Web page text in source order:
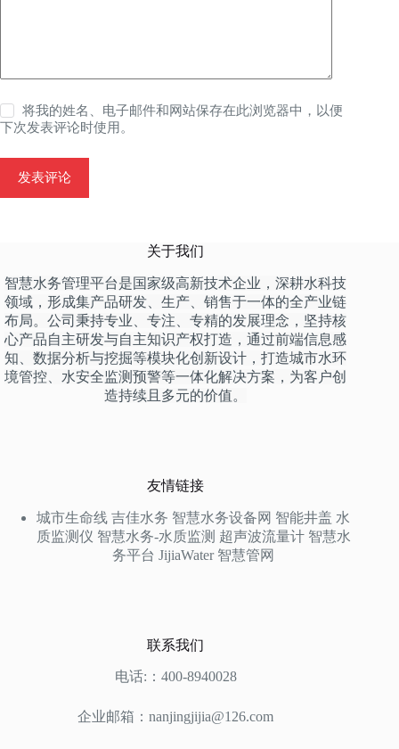
将我的姓名、电子邮件和网站保存在此浏览器中，以便
下次发表评论时使用。
发表评论
关于我们
智慧水务管理平台是国家级高新技术企业，深耕水科技
领域，形成集产品研发、生产、销售于一体的全产业链
布局。公司秉持专业、专注、专精的发展理念，坚持核
心产品自主研发与自主知识产权打造，通过前端信息感
知、数据分析与挖掘等模块化创新设计，打造城市水环
境管控、水安全监测预警等一体化解决方案，为客户创
造持续且多元的价值。
友情链接
城市生命线 吉佳水务 智慧水务设备网 智能井盖 水
质监测仪 智慧水务-水质监测 超声波流量计 智慧水
务平台 JijiaWater 智慧管网
联系我们
电话:：400-8940028
企业邮箱：nanjingjijia@126.com